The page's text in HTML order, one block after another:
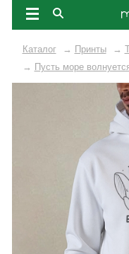
Каталог → Принты →
→ Пусть море